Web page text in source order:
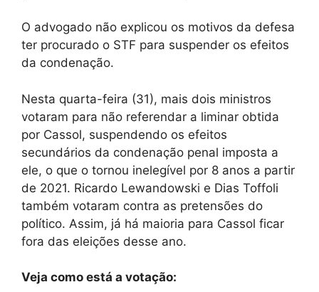
O advogado não explicou os motivos da defesa
ter procurado o STF para suspender os efeitos
da condenação.
Nesta quarta-feira (31), mais dois ministros
votaram para não referendar a liminar obtida
por Cassol, suspendendo os efeitos
secundários da condenação penal imposta a
ele, o que o tornou inelegível por 8 anos a partir
de 2021. Ricardo Lewandowski e Dias Toffoli
também votaram contra as pretensões do
político. Assim, já há maioria para Cassol ficar
fora das eleições desse ano.
Veja como está a votação: